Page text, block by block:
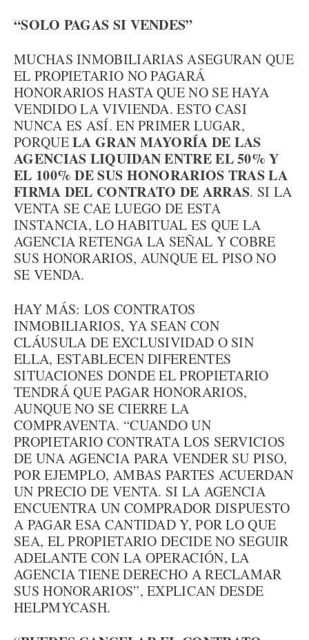
“SOLO PAGAS SI VENDES”
MUCHAS INMOBILIARIAS ASEGURAN QUE
EL PROPIETARIO NO PAGARÁ
HONORARIOS HASTA QUE NO SE HAYA
VENDIDO LA VIVIENDA. ESTO CASI
NUNCA ES ASÍ. EN PRIMER LUGAR,
PORQUELA GRAN MAYORÍA DE LAS
AGENCIAS LIQUIDAN ENTRE EL 50% Y
EL 100% DE SUS HONORARIOS TRAS LA
FIRMA DEL CONTRATO DE ARRAS. SI LA
VENTA SE CAE LUEGO DE ESTA
INSTANCIA, LO HABITUAL ES QUE LA
AGENCIA RETENGA LA SEÑAL Y COBRE
SUS HONORARIOS, AUNQUE EL PISO NO
SE VENDA.
HAY MÁS: LOS CONTRATOS
INMOBILIARIOS, YA SEAN CON
CLÁUSULA DE EXCLUSIVIDAD O SIN
ELLA, ESTABLECEN DIFERENTES
SITUACIONES DONDE EL PROPIETARIO
TENDRÁ QUE PAGAR HONORARIOS,
AUNQUE NO SE CIERRE LA
COMPRAVENTA. “CUANDO UN
PROPIETARIO CONTRATA LOS SERVICIOS
DE UNA AGENCIA PARA VENDER SU PISO,
POR EJEMPLO, AMBAS PARTES ACUERDAN
UN PRECIO DE VENTA. SI LA AGENCIA
ENCUENTRA UN COMPRADOR DISPUESTO
A PAGAR ESA CANTIDAD Y, POR LO QUE
SEA, EL PROPIETARIO DECIDE NO SEGUIR
ADELANTE CON LA OPERACIÓN, LA
AGENCIA TIENE DERECHO A RECLAMAR
SUS HONORARIOS”, EXPLICAN DESDE
HELPMYCASH.